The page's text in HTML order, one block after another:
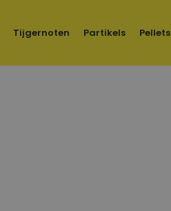
Tijgernoten Partikels Pellets